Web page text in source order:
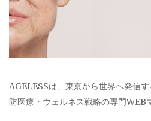
AGELESSは、東京から世界へ発信
防医療・ウェルネス戦略の専門WEB